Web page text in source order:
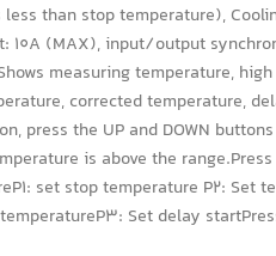
than stop temperature),
10A (MAX), input/output
measuring temperature,
corrected temperature,
press the UP and DOWN
is above the
set stop temperature P2:
temperatureP3: Set delay